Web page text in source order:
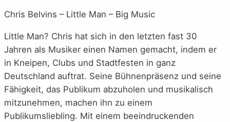
Chris Belvins – Little Man – Big Music
Little Man? Chris hat sich in den letzten fast 30
Jahren als Musiker einen Namen gemacht, indem er
in Kneipen, Clubs und Stadtfesten in ganz
Deutschland auftrat. Seine Bühnenpräsenz und seine
Fähigkeit, das Publikum abzuholen und musikalisch
mitzunehmen, machen ihn zu einem
Publikumsliebling. Mit einem beeindruckenden